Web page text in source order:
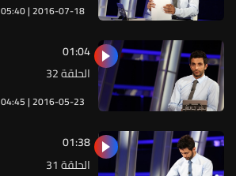
05:40 | 2016-07-18
04:45 | 2016-05-23
الحلقة 32
01:04
الحلقة 31
01:38